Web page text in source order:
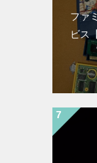
ファ
ビス